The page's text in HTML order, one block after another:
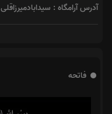
آدرس آرامگاه : سیدابادمیرزاقلی
فاتحه